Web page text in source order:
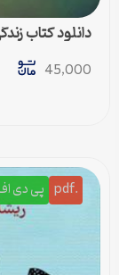
دانلود کتاب
45,000
.pdf پی دی